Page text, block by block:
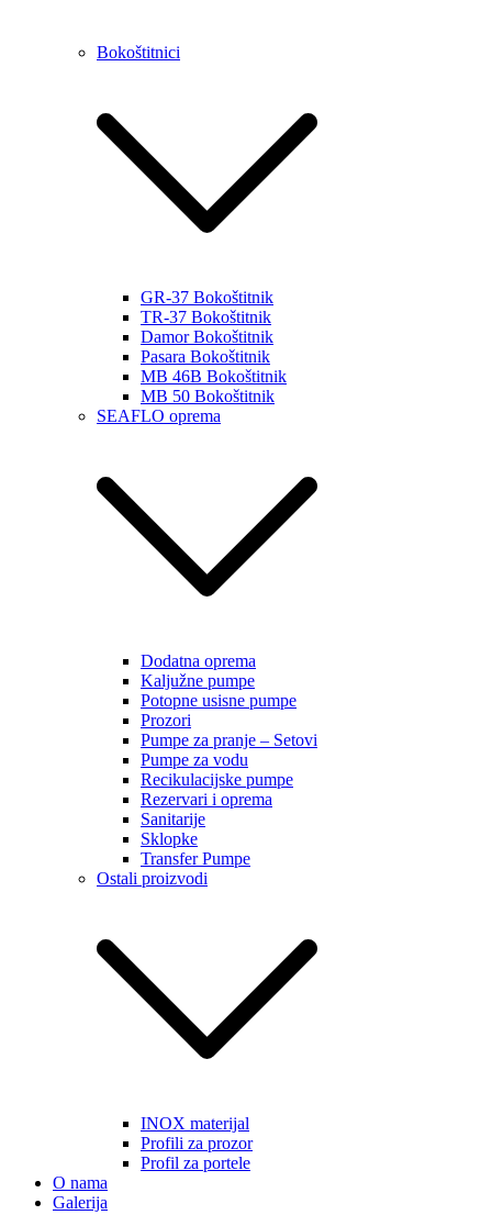
Bokoštitnici
GR-37 Bokoštitnik
TR-37 Bokoštitnik
Damor Bokoštitnik
Pasara Bokoštitnik
MB 46B Bokoštitnik
MB 50 Bokoštitnik
SEAFLO oprema
Dodatna oprema
Kaljužne pumpe
Potopne usisne pumpe
Prozori
Pumpe za pranje – Setovi
Pumpe za vodu
Recikulacijske pumpe
Rezervari i oprema
Sanitarije
Sklopke
Transfer Pumpe
Ostali proizvodi
INOX materijal
Profili za prozor
Profil za portele
O nama
Galerija